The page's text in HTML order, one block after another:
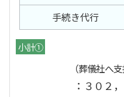
手続き代行
小計①
（葬儀社へ
：３０２